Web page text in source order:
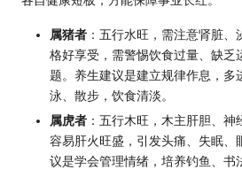
属猪者 ：五行水旺，需注意肾脏
格好享受，需警惕饮食过量、缺乏
题。养生建议是建立规律作息，多
泳、散步，饮食清淡。
属虎者 ：五行木旺，木主肝胆、神
容易肝火旺盛，引发头痛、失眠、
议是学会管理情绪，培养钓鱼、书